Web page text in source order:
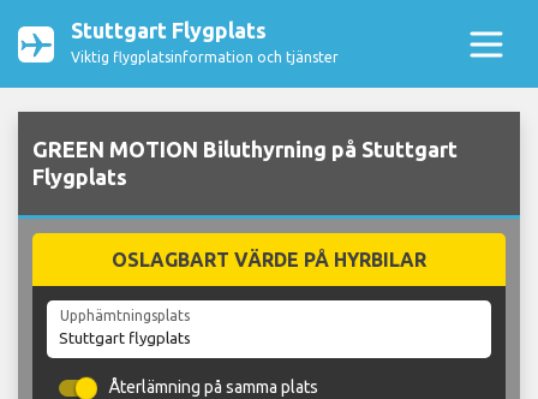
Stuttgart Flygplats
Viktig flygplatsinformation och tjänster
GREEN MOTION Biluthyrning på Stuttgart
Flygplats
OSLAGBART VÄRDE PÅ HYRBILAR
Upphämtningsplats
Återlämning på samma plats